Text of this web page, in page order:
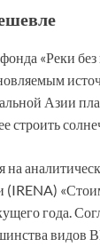
«Реки
Азии
строить
на
года.